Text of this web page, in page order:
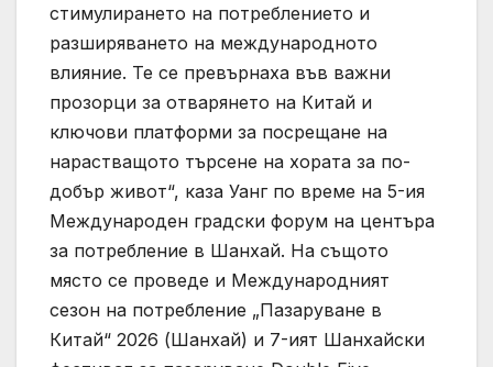
стимулирането на потреблението и
разширяването на международното
влияние. Те се превърнаха във важни
прозорци за отварянето на Китай и
ключови платформи за посрещане на
нарастващото търсене на хората за по-
добър живот“, каза Уанг по време на 5-ия
Международен градски форум на центъра
за потребление в Шанхай. На същото
място се проведе и Международният
сезон на потребление „Пазаруване в
Китай“ 2026 (Шанхай) и 7-ият Шанхайски